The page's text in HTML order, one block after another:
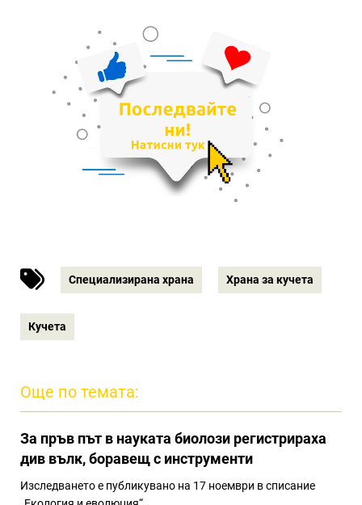
Специализирана храна Храна за кучета
Кучета
Още по темата:
За пръв път в науката биолози регистрираха
див вълк, боравещ с инструменти
Изследването е публикувано на 17 ноември в списание